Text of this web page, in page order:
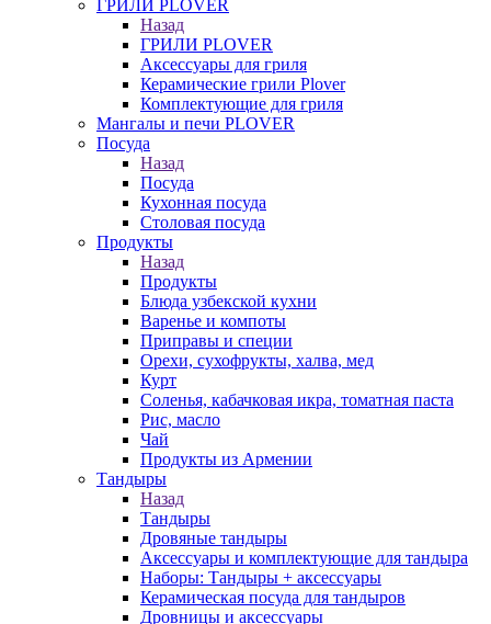
ГРИЛИ PLOVER
Назад
ГРИЛИ PLOVER
Аксессуары для гриля
Керамические грили Plover
Комплектующие для гриля
Мангалы и печи PLOVER
Посуда
Назад
Посуда
Кухонная посуда
Столовая посуда
Продукты
Назад
Продукты
Блюда узбекской кухни
Варенье и компоты
Приправы и специи
Орехи, сухофрукты, халва, мед
Курт
Соленья, кабачковая икра, томатная паста
Рис, масло
Чай
Продукты из Армении
Тандыры
Назад
Тандыры
Дровяные тандыры
Аксессуары и комплектующие для тандыра
Наборы: Тандыры + аксессуары
Керамическая посуда для тандыров
Дровницы и аксессуары